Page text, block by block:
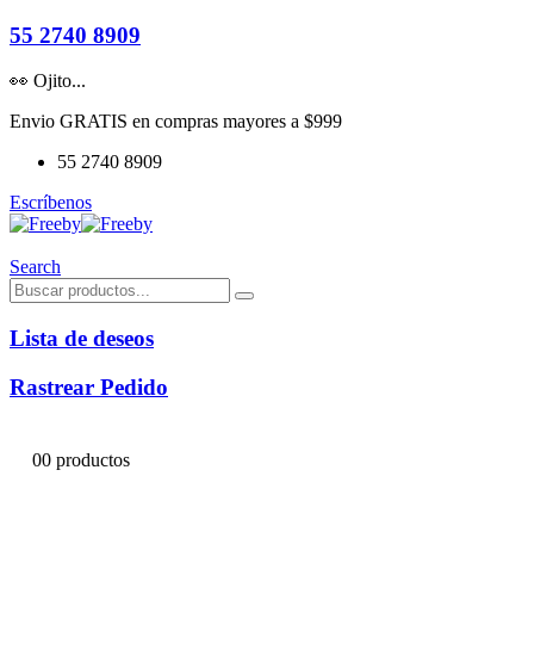
55 2740 8909
👀 Ojito...
Envio GRATIS en compras mayores a $999
55 2740 8909
Escríbenos
Search
Lista de deseos
Rastrear Pedido
00 productos